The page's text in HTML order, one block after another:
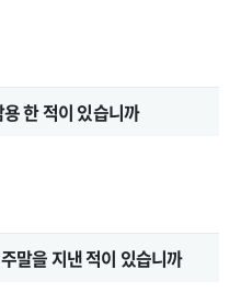
한 적이 있습니까
말을 지낸 적이 있습니까